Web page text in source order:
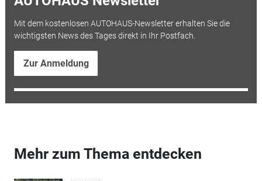
Mit dem kostenlosen AUTOHAUS-Newsletter erhalten Sie die
wichtigsten News des Tages direkt in Ihr Postfach.
Zur Anmeldung
Mehr zum Thema entdecken